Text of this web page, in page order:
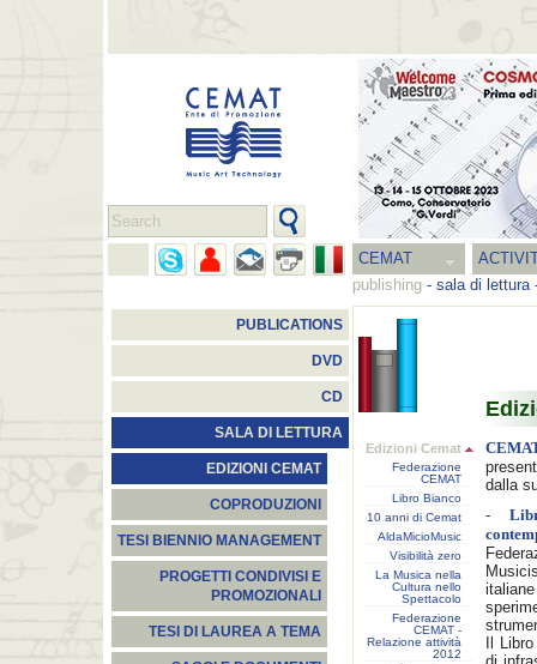
CEMAT
publishing - sala di lettura
PUBLICATIONS
DVD
CD
SALA DI LETTURA
EDIZIONI CEMAT
COPRODUZIONI
TESI BIENNIO MANAGEMENT
PROGETTI CONDIVISI E
PROMOZIONALI
TESI DI LAUREA A TEMA
Edizioni Cemat
Federazione
CEMAT
Libro Bianco
10 anni di Cemat
AldaMicioMusic
Visibilità zero
La Musica nella
Cultura nello
Spettacolo
Federazione
CEMAT -
Relazione attività
2012
dalla
-
Il